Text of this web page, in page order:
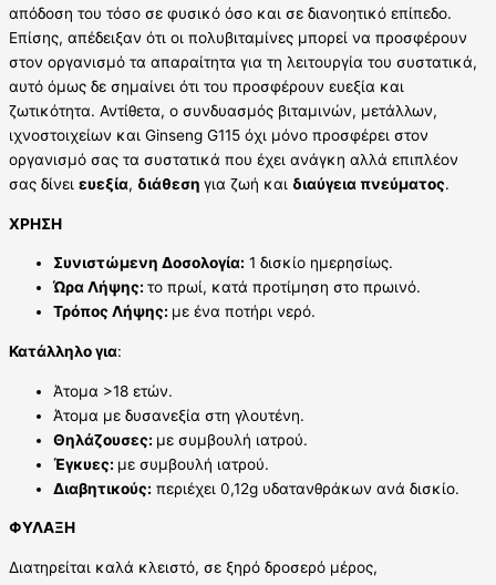
απόδοση του τόσο σε φυσικό όσο και σε διανοητικό επίπεδο.
Επίσης, απέδειξαν ότι οι πολυβιταμίνες μπορεί να προσφέρουν
στον οργανισμό τα απαραίτητα για τη λειτουργία του συστατικά,
αυτό όμως δε σημαίνει ότι του προσφέρουν ευεξία και
ζωτικότητα. Αντίθετα, ο συνδυασμός βιταμινών, μετάλλων,
ιχνοστοιχείων και Ginseng G115 όχι μόνο προσφέρει στον
οργανισμό σας τα συστατικά που έχει ανάγκη αλλά επιπλέον
σας δίνει ευεξία, διάθεση για ζωή και διαύγεια πνεύματος.
ΧΡΗΣΗ
Συνιστώμενη Δοσολογία: 1 δισκίο ημερησίως.
Ώρα Λήψης: το πρωί, κατά προτίμηση στο πρωινό.
Τρόπος Λήψης: με ένα ποτήρι νερό.
Κατάλληλο για:
Άτομα >18 ετών.
Άτομα με δυσανεξία στη γλουτένη.
Θηλάζουσες: με συμβουλή ιατρού.
Έγκυες: με συμβουλή ιατρού.
Διαβητικούς: περιέχει 0,12g υδατανθράκων ανά δισκίο.
ΦΥΛΑΞΗ
Διατηρείται καλά κλειστό, σε ξηρό δροσερό μέρος,